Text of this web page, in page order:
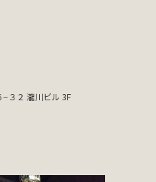
３２ 瀧川ビル 3F